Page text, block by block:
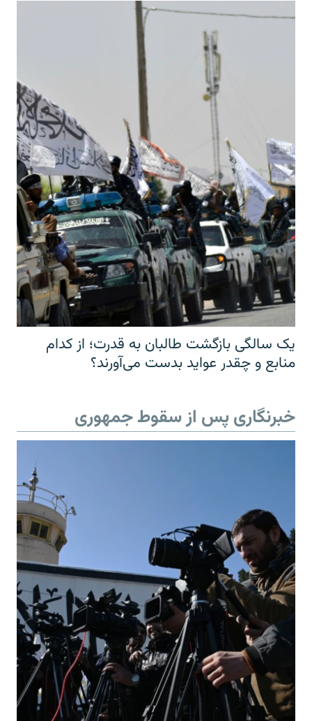
یک سالگی بازگشت طالبان به قدرت؛ از کدام
منابع و چقدر عواید بدست می‌آورند؟
خبرنگاری پس از سقوط جمهوری